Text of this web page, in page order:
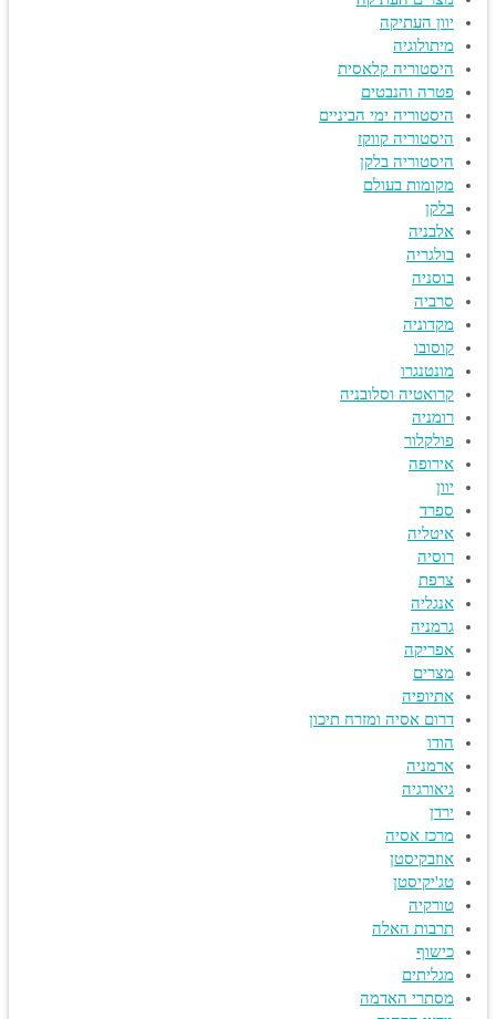
יוון העתיקה
מיתולוגיה
היסטוריה קלאסית
פטרה והנבטים
היסטוריה ימי הביניים
היסטוריה קווקז
היסטוריה בלקן
מקומות בעולם
בלקן
אלבניה
בולגריה
בוסניה
סרביה
מקדוניה
קוסובו
מונטנגרו
קרואטיה וסלובניה
רומניה
פולקלור
אירופה
יוון
ספרד
איטליה
רוסיה
צרפת
אנגליה
גרמניה
אפריקה
מצרים
אתיופיה
דרום אסיה ומזרח תיכון
הודו
ארמניה
גיאורגיה
ירדן
מרכז אסיה
אוזבקיסטן
טג'יקיסטן
טורקיה
תרבות האלה
כישוף
מגליתים
מסתרי האדמה